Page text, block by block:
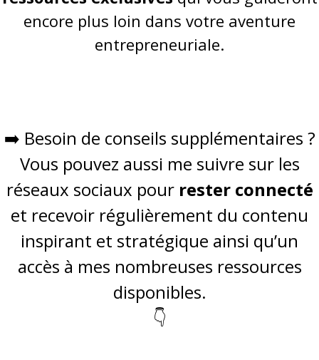
encore plus loin dans votre aventure
entrepreneuriale.
➡️ Besoin de conseils supplémentaires ?
Vous pouvez aussi me suivre sur les
réseaux sociaux pour rester connecté
et recevoir régulièrement du contenu
inspirant et stratégique ainsi qu’un
accès à mes nombreuses ressources
disponibles.
👇